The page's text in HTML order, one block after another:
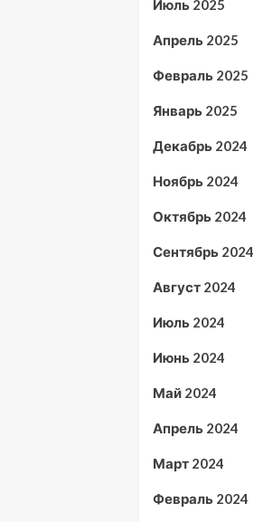
Июль 2025
Апрель 2025
Февраль 2025
Январь 2025
Декабрь 2024
Ноябрь 2024
Октябрь 2024
Сентябрь 2024
Август 2024
Июль 2024
Июнь 2024
Май 2024
Апрель 2024
Март 2024
Февраль 2024